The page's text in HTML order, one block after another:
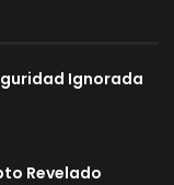
Ignorada
Revelado